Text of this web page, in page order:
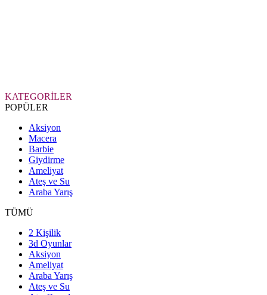
KATEGORİLER
POPÜLER
Aksiyon
Macera
Barbie
Giydirme
Ameliyat
Ateş ve Su
Araba Yarış
TÜMÜ
2 Kişilik
3d Oyunlar
Aksiyon
Ameliyat
Araba Yarış
Ateş ve Su